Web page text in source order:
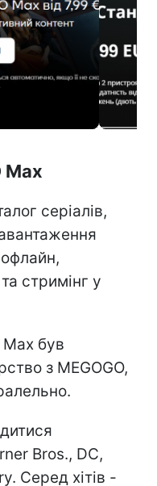
Max
серіалів,
стримінг у
був
з MEGOGO,
Bros., DC,
Серед хітів -